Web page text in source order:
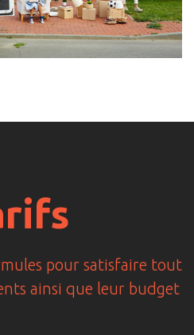
pour satisfaire tout
ainsi que leur budget